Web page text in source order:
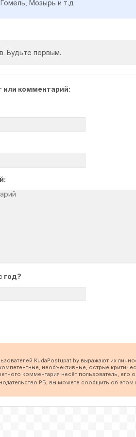
Мозырь и т.д
Будьте первым.
или комментарий:
год?
KudaPostupat.by выражают их
необъективные, острые
комментария несёт пользователь, его
РБ, вы можете сообщить об этом